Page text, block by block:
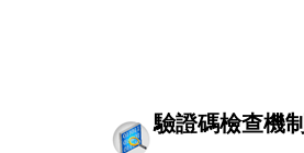
驗證碼檢查機制